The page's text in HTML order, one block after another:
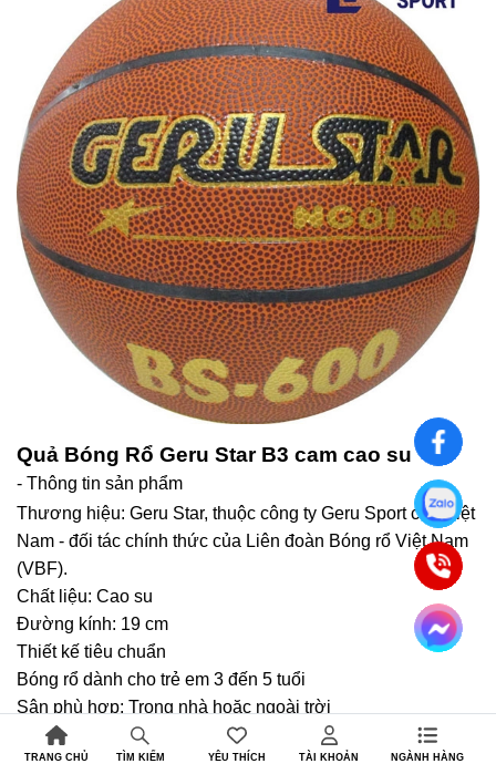
Quả Bóng Rổ Geru Star B3 cam cao su
- Thông tin sản phẩm
Thương hiệu: Geru Star, thuộc công ty Geru Sport của Việt
Nam - đối tác chính thức của Liên đoàn Bóng rổ Việt Nam
(VBF).
Chất liệu: Cao su
Đường kính: 19 cm
Thiết kế tiêu chuẩn
Bóng rổ dành cho trẻ em 3 đến 5 tuổi
Sân phù hợp: Trong nhà hoặc ngoài trời
TRANG CHỦ TÌM KIẾM YÊU THÍCH TÀI KHOẢN NGÀNH HÀNG